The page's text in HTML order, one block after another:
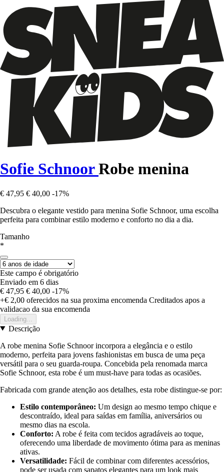
Sofie SchnoorRobe menina
€ 47,95 € 40,00 -17%
Descubra o elegante vestido para menina Sofie Schnoor, uma escolha
perfeita para combinar estilo moderno e conforto no dia a dia.
Tamanho
*
Este campo é obrigatório
Enviado em 6 dias
€ 47,95 € 40,00 -17%
+€ 2,00 oferecidos na sua proxima encomenda Creditados apos a
validacao da sua encomenda
Loading...
Descrição
A robe menina Sofie Schnoor incorpora a elegância e o estilo
moderno, perfeita para jovens fashionistas em busca de uma peça
versátil para o seu guarda-roupa. Concebida pela renomada marca
Sofie Schnoor, esta robe é um must-have para todas as ocasiões.
Fabricada com grande atenção aos detalhes, esta robe distingue-se por:
Estilo contemporâneo: Um design ao mesmo tempo chique e
descontraído, ideal para saídas em família, aniversários ou
mesmo dias na escola.
Conforto: A robe é feita com tecidos agradáveis ao toque,
oferecendo uma liberdade de movimento ótima para as meninas
ativas.
Versatilidade: Fácil de combinar com diferentes acessórios,
pode ser usada com sapatos elegantes para um look mais